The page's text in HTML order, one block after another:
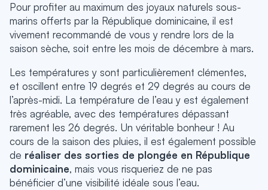
Pour profiter au maximum des joyaux naturels sous-
marins offerts par la République dominicaine, il est
vivement recommandé de vous y rendre lors de la
saison sèche, soit entre les mois de décembre à mars.
Les températures y sont particulièrement clémentes,
et oscillent entre 19 degrés et 29 degrés au cours de
l’après-midi. La température de l’eau y est également
très agréable, avec des températures dépassant
rarement les 26 degrés. Un véritable bonheur ! Au
cours de la saison des pluies, il est également possible
de réaliser des sorties de plongée en République
dominicaine, mais vous risqueriez de ne pas
bénéficier d’une visibilité idéale sous l’eau.